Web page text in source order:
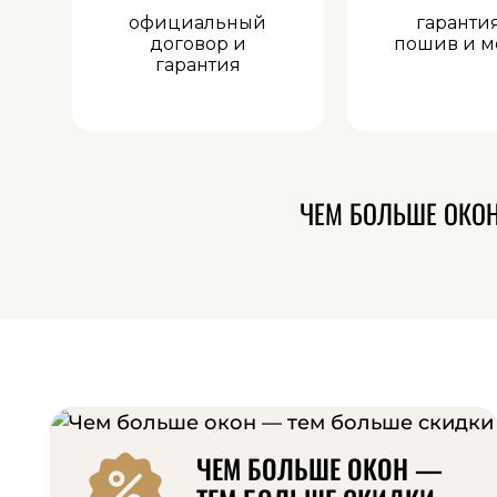
официальный
договор и
гарантия
пошив и
ЧЕМ БОЛЬШЕ
ЧЕМ БОЛЬШЕ ОКОН —